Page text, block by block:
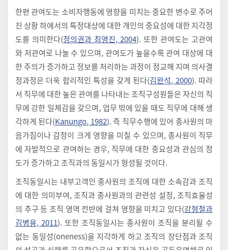
한편 관여도는 소비자행동에 영향을 미치는 중요한 변수로 주어
진 상황 하에서의 특정대상에 대한 개인의 중요성에 대한 지각정
도를 의미한다(정의권과 최영진, 2004). 또한 관여도는 고관여
와 저관여로 나눌 수 있으며, 관여도가 높을수록 관여 대상에 대
한 주의가 증가하고 정보를 처리하는 과정이 정교해 지며 의사결
정과정은 더욱 합리적인 특성을 갖게 된다(김완석, 2000). 따라
서 직무에 대한 높은 관여를 나타내는 조직구성원들은 자신의 직
무에 강한 일체감을 갖으며, 업무 밖에 있을 때도 직무에 대해 생
각하게 된다(Kanungo, 1982). 즉 직무수행에 있어 종사원의 마
음가짐이나 감정이 크게 영향을 미칠 수 있으며, 종사원이 직무
에 자발적으로 관여하는 경우, 직무에 대한 중요성과 관심의 정
도가 증가하고 조직과의 동일시가 형성될 것이다.
조직동일시는 내부고객인 종사원의 조직에 대한 소속감과 조직
에 대한 의미부여, 조직과 종사원과의 관련성 설정, 조직효율성
의 추구 등 조직 영역 전반에 걸쳐 영향을 미치고 있다(강형철과
김병용, 2011). 또한 조직동일시는 종사원이 조직을 분리될 수
없는 동일성(oneness)을 지각하게 하고 조직의 장단점과 조직